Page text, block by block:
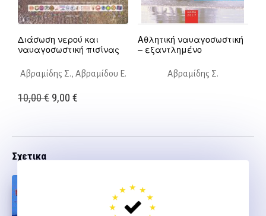
Διάσωση νερού και
ναυαγοσωστική πισίνας
Αβραμίδης Σ., Αβραμίδου Ε.
10,00€ Original
9,00 €
9,00 €.
Αθλητική ναυαγοσωστική
– εξαντλημένο
Αβραμίδης Σ.
Σχετικα